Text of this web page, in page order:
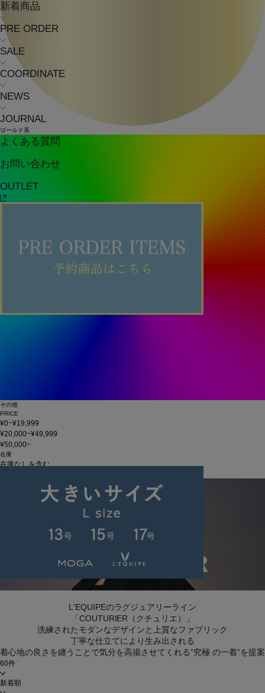
新着商品
PRE ORDER
SALE
COORDINATE
NEWS
JOURNAL
よくある質問
お問い合わせ
OUTLET
ゴールド系
その他
PRICE
¥0~¥19,999
¥20,000~¥49,999
¥50,000~
在庫
在庫なしを含む
L'EQUIPEのラグジュアリーライン
「COUTURIER（クチュリエ）」
洗練されたモダンなデザインと上質なファブリック
丁寧な仕立てにより生み出される
着心地の良さを纏うことで気分を高揚させてくれる“究極 の一着”を提案
60件
新着順